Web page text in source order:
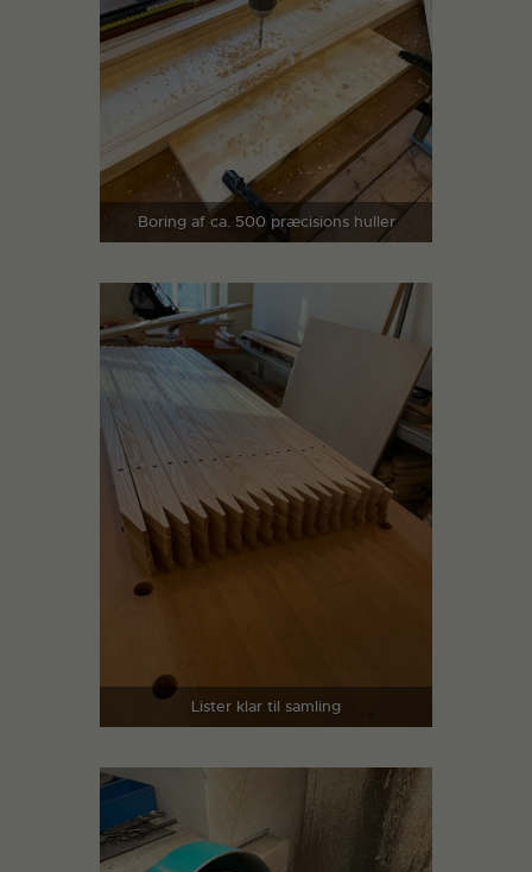
Boring af ca. 500 præcisions huller
Lister klar til samling